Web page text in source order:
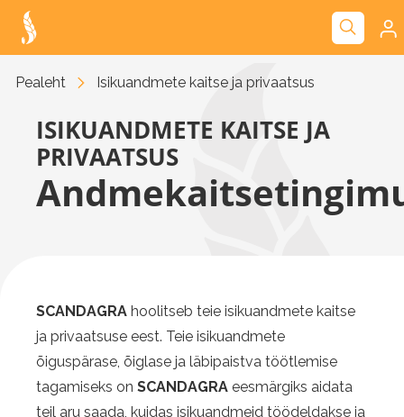
Kliendiportaal
Pealeht Isikuandmete kaitse ja privaatsus
ISIKUANDMETE KAITSE JA
PRIVAATSUS
SCANDAGRA hoolitseb teie isikuandmete kaitse
ja privaatsuse eest. Teie isikuandmete
õiguspärase, õiglase ja läbipaistva töötlemise
tagamiseks on SCANDAGRA eesmärgiks aidata
teil aru saada, kuidas isikuandmeid töödeldakse ja